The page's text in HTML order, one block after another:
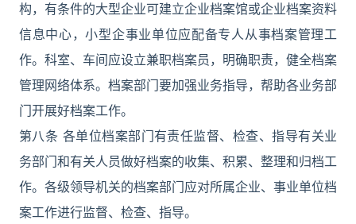
构，有条件的大型企业可建立企业档案馆或企业档案资料
信息中心，小型企事业单位应配备专人从事档案管理工
作。科室、车间应设立兼职档案员，明确职责，健全档案
管理网络体系。档案部门要加强业务指导，帮助各业务部
门开展好档案工作。
第八条 各单位档案部门有责任监督、检查、指导有关业
务部门和有关人员做好档案的收集、积累、整理和归档工
作。各级领导机关的档案部门应对所属企业、事业单位档
案工作进行监督、检查、指导。